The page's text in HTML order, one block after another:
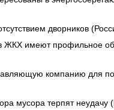
дворников
ЖКХ имеют профильное
компанию для
мусора терпят неудачу